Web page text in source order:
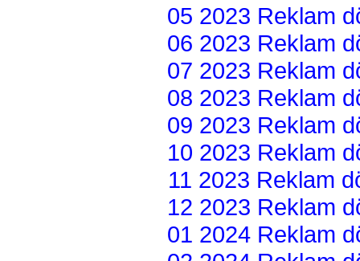
05 2023 Reklam
06 2023 Reklam
07 2023 Reklam
08 2023 Reklam
09 2023 Reklam
10 2023 Reklam
11 2023 Reklam
12 2023 Reklam
01 2024 Reklam